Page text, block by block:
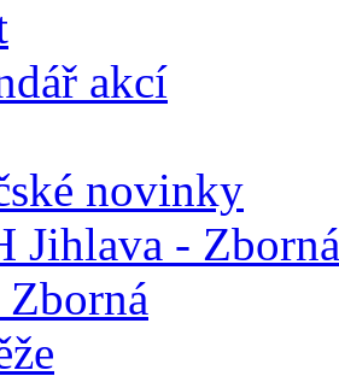
akcí
novinky
Jihlava - Zborná